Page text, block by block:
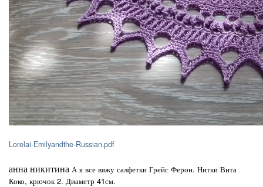
Lorelai-Emilyandthe-Russian.pdf
анна никитина А я все вяжу салфетки Грейс Ферон. Нитки Вита
Коко, крючок 2. Диаметр 41см.